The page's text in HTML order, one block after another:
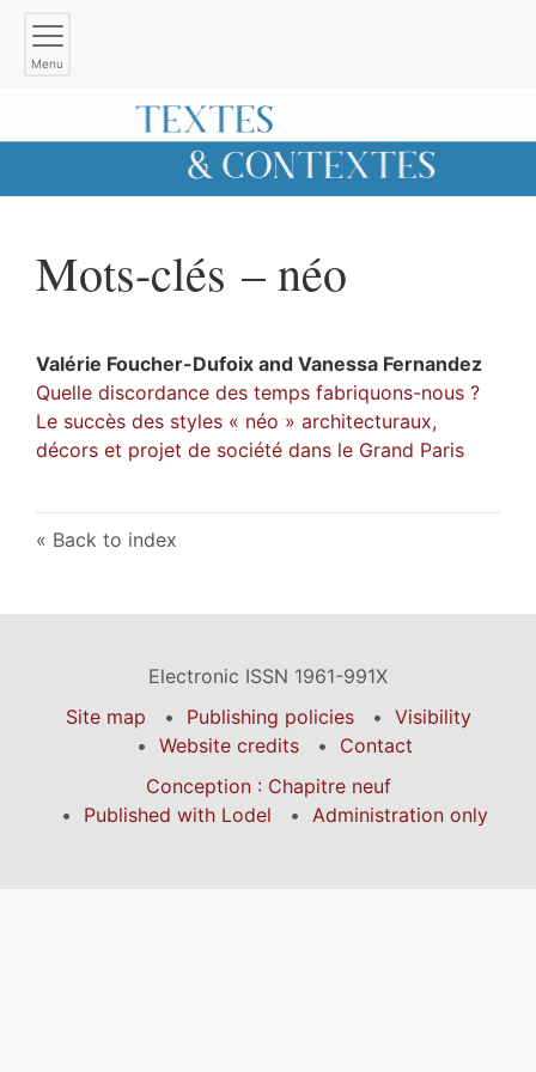
Menu
Mots-clés – néo
Valérie Foucher-Dufoix and Vanessa Fernandez
Quelle discordance des temps fabriquons-nous ?
Le succès des styles « néo » architecturaux,
décors et projet de société dans le Grand Paris
Back to index
Electronic ISSN 1961-991X
Site map
Publishing policies
Visibility
Website credits
Contact
Conception : Chapitre neuf
Published with Lodel
Administration only